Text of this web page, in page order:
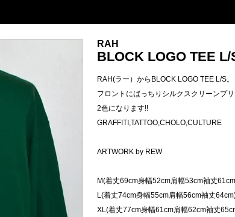
RAH
BLOCK LOGO TEE L/
RAH(ラー）からBLOCK LOGO TEE L/S。
フロントにばっちりシルクスクリーンプリ
2色になります!!
GRAFFITI,TATTOO,CHOLO,CULTURE
ARTWORK by REW
M(着丈69cm身幅52cm肩幅53cm袖丈
L(着丈74cm身幅55cm肩幅56cm袖丈
XL(着丈77cm身幅61cm肩幅62cm袖丈